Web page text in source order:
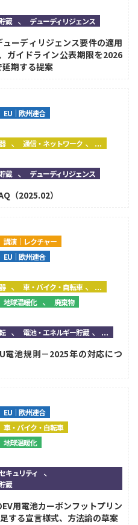
蔵 、デューディリジェンス
ューディリジェンス要件の適用
ガイドライン公表期限を2026
期する提案
EU｜欧州連合
、通信・ネットワーク、...
蔵 、デューディリジェンス
（2025.02）
講演｜レクチャー
EU｜欧州連合
、車・バイク・自転車、...
地球温暖化 、廃棄物
、電池・エネルギー貯蔵、...
電池規則－2025年の対応につ
EU｜欧州連合
車・バイク・自転車
地球温暖化
キュリティ 、
蔵
用電池カーボンフットプリン
する宣言様式、方法論の草案